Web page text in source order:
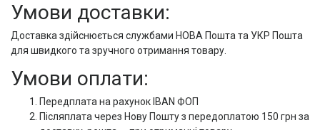
Умови доставки:
Доставка здійснюється службами НОВА Пошта та УКР Пошта
для швидкого та зручного отримання товару.
Умови оплати:
Передплата на рахунок IBAN ФОП
Післяплата через Нову Пошту з передоплатою 150 грн за